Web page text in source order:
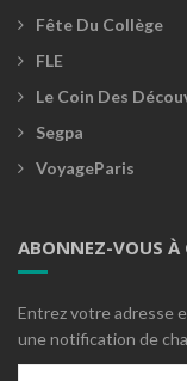
Fête Du Collège
FLE
Le Coin Des
Segpa
VoyageParis
ABONNEZ-VOUS À
Entrez votre adresse
une notification de